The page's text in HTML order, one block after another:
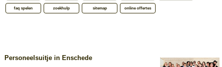
faq spelen zoekhulp sitemap online offertes
Personeelsuitje in Enschede